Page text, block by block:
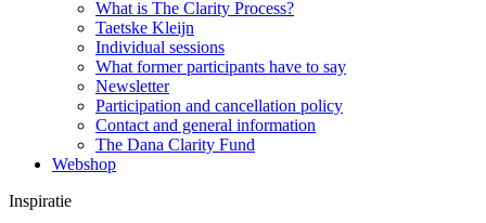
What is The Clarity Process?
Taetske Kleijn
Individual sessions
What former participants have to say
Newsletter
Participation and cancellation policy
Contact and general information
The Dana Clarity Fund
Webshop
Inspiratie